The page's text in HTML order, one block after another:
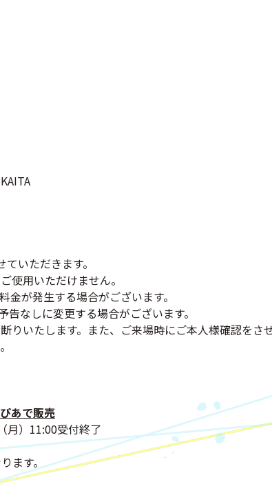
いただきます。
使用いただけません。
が発生する場合がございます。
なしに変更する場合がございます。
いたします。また、ご来場時にご本人様確認をさ
あで販売
月）11:00受付終了
ます。